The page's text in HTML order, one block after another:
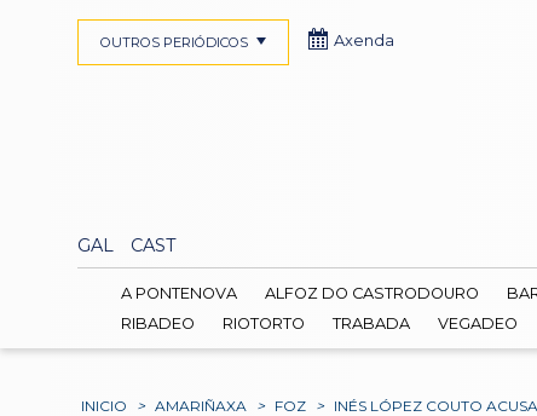
GAL CAST
OUTROS PERIÓDICOS Axenda
A PONTENOVA ALFOZ DO CASTRODOURO
RIBADEO
RIOTORTO TRABADA VEGADEO
INICIO > AMARIÑAXA > FOZ > INÉS LÓPEZ COUTO